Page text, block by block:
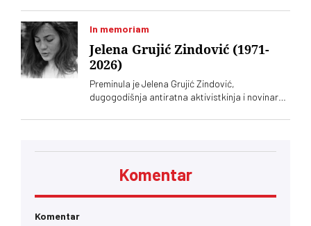
In memoriam
Jelena Grujić Zindović (1971-
2026)
Preminula je Jelena Grujić Zindović,
dugogodišnja antiratna aktivistkinja i novinarka
Komentar
Komentar